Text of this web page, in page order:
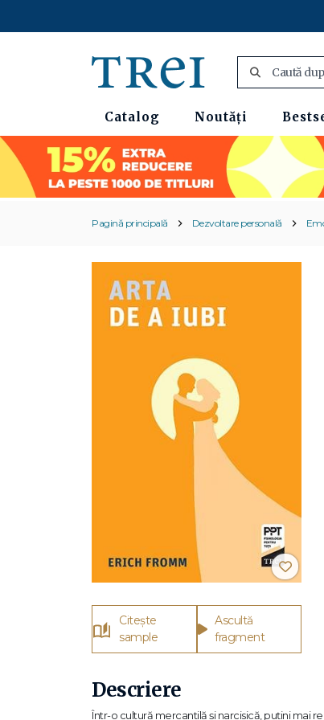
Catalog Noutăți
Pagină principală Dezvoltare personală
Citește
sample
Ascultă
fragment
Descriere
Într-o cultură mercantilă și narcisică, puțini mai